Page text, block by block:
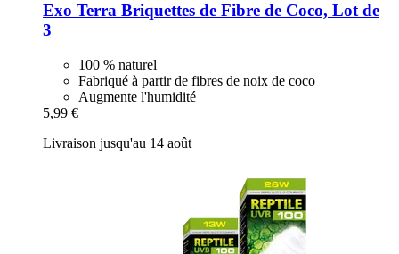
Exo Terra Briquettes de Fibre de Coco, Lot de
3
100 % naturel
Fabriqué à partir de fibres de noix de coco
Augmente l'humidité
5,99 €
Livraison jusqu'au 14 août